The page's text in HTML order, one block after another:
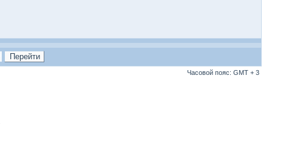
Часовой пояс: GMT + 3